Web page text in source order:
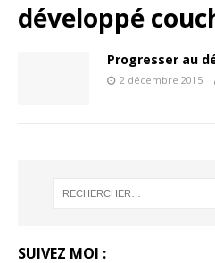
développé
Progresser au
2 décembre 2015
SUIVEZ MOI :